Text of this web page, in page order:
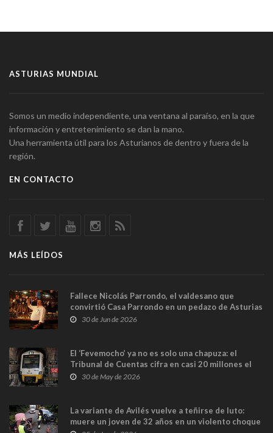
ASTURIAS MUNDIAL
Somos un medio independiente, una ventana al paraíso, en la que
información y entretenimiento se dan la mano.
Una herramienta útil para los Asturianos de dentro y fuera de la
región.
EN CONTACTO
MÁS LEÍDOS
Fallece Nicolás Parrondo, el valdesano que
convirtió Casa Parrondo en un pedazo de Asturias
en Madrid
30 de Jun de 2026
El ‘Fevemocho’ ya no es solo una chapuza: el
Tribunal de Cuentas cifra en casi 20 millones el
sobrecoste de los trenes que no cabían por los
30 de May de 2026
La variante de Avilés vuelve a teñirse de luto:
muere un joven de 32 años en un violento choque